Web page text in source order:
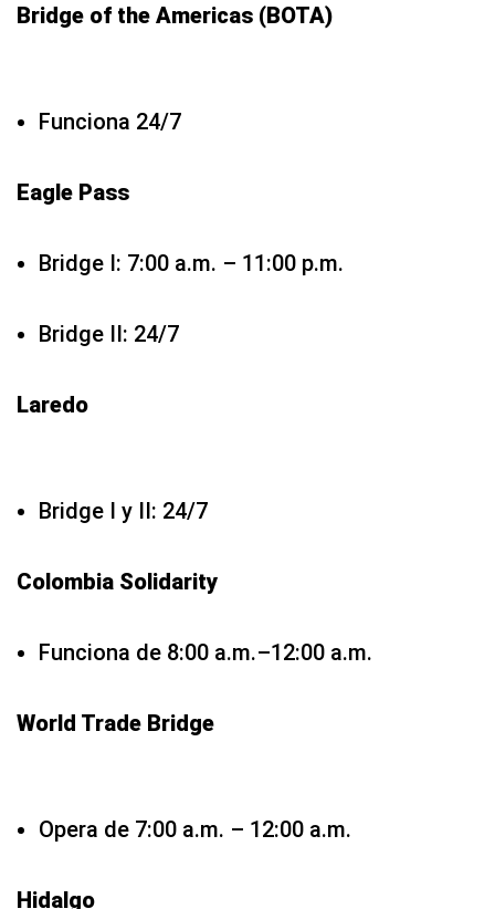
Bridge of the Americas (BOTA)
Funciona 24/7
Eagle Pass
Bridge I: 7:00 a.m. – 11:00 p.m.
Bridge II: 24/7
Laredo
Bridge I y II: 24/7
Colombia Solidarity
Funciona de 8:00 a.m.–12:00 a.m.
World Trade Bridge
Opera de 7:00 a.m. – 12:00 a.m.
Hidalgo